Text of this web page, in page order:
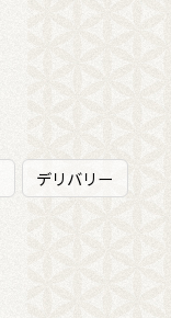
デリバリー